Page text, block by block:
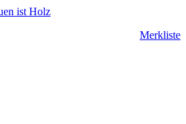
Merkliste